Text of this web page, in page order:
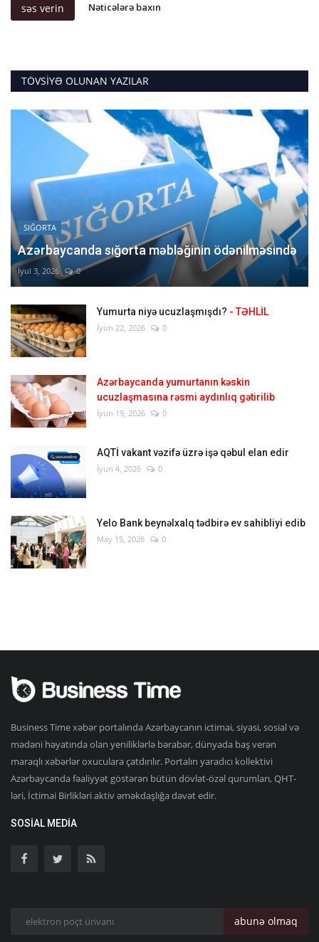
səs verin Nəticələrə baxın
TÖVSIYƏ OLUNAN YAZILAR
SIĞORTA
Azərbaycanda sığorta məbləğinin ödənilməsində
İyul 3, 2026 0
Yumurta niyə ucuzlaşmışdı? - TƏHLİL
İyun 22, 2026 0
Azərbaycanda yumurtanın kəskin
ucuzlaşmasına rəsmi aydınlıq gətirilib
İyun 19, 2026 0
AQTİ vakant vəzifə üzrə işə qəbul elan edir
İyun 4, 2026 0
Yelo Bank beynəlxalq tədbirə ev sahibliyi edib
May 15, 2026 0
Business Time xəbər portalında Azərbaycanın ictimai, siyasi, sosial və
mədəni həyatında olan yeniliklərlə bərabər, dünyada baş verən
maraqlı xəbərlər oxuculara çatdırılır. Portalın yaradıcı kollektivi
Azərbaycanda fəaliyyət göstərən bütün dövlət-özəl qurumları, QHT-
ləri, İctimai Birlikləri aktiv əməkdaşlığa dəvət edir.
SOSIAL MEDIA
abunə olmaq